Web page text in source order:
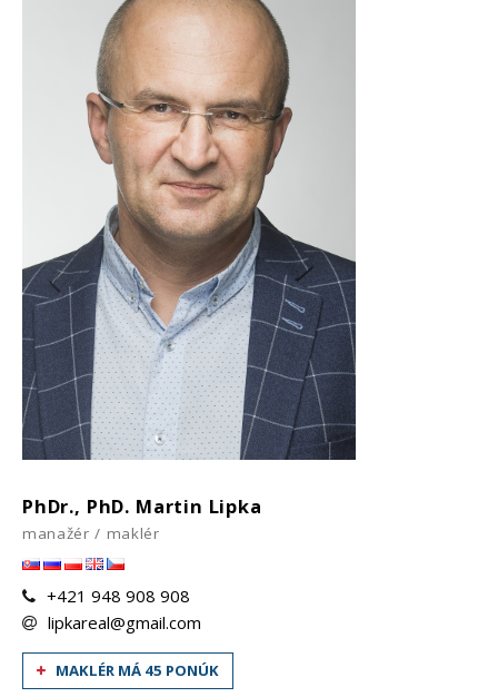
PhDr., PhD. Martin Lipka
manažér / maklér
+421 948 908 908
lipkareal@gmail.com
MAKLÉR MÁ 45 PONÚK